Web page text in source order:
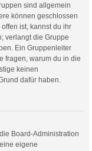
sind allgemein
können geschlossen
ist, kannst du ihr
verlangt die Gruppe
Ein Gruppenleiter
fragen, warum du in die
keinen
dafür haben.
Board-Administration
eigene